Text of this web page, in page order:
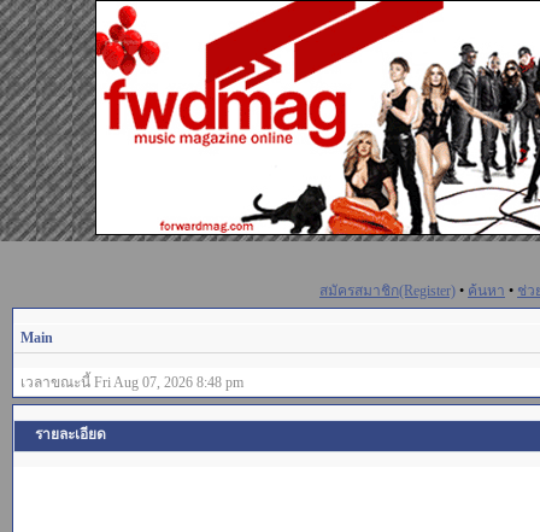
สมัครสมาชิก(Register) • ค้นหา • ช่ว
Main
เวลาขณะนี้ Fri Aug 07, 2026 8:48 pm
รายละเอียด